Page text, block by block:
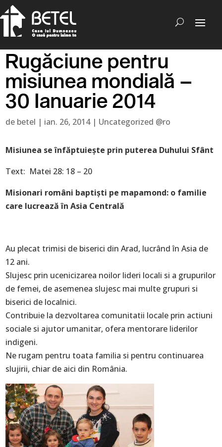
Rugăciune pentru
misiunea mondială –
30 Ianuarie 2014
de betel | ian. 26, 2014| Uncategorized @ro
Misiunea se înfăptuieşte prin puterea Duhului Sfânt
Text: Matei 28: 18 – 20
Misionari români baptişti pe mapamond: o familie
care lucrează în Asia Centrală
Au plecat trimisi de biserici din Arad, lucrând în Asia de
12 ani.
Slujesc prin ucenicizarea noilor lideri locali si a grupurilor
de femei, de asemenea slujesc mai multe grupuri si
biserici de localnici.
Contribuie la dezvoltarea comunitatii locale prin actiuni
sociale si ajutor umanitar, ofera mentorare liderilor
indigeni.
Ne rugam pentru toata familia si pentru continuarea
slujirii, chiar de aici din România.